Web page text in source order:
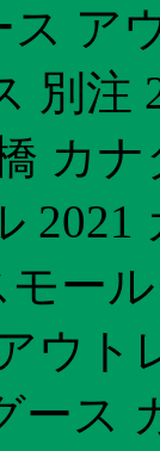
ス ア
別注
カ
ー
ウト
ース